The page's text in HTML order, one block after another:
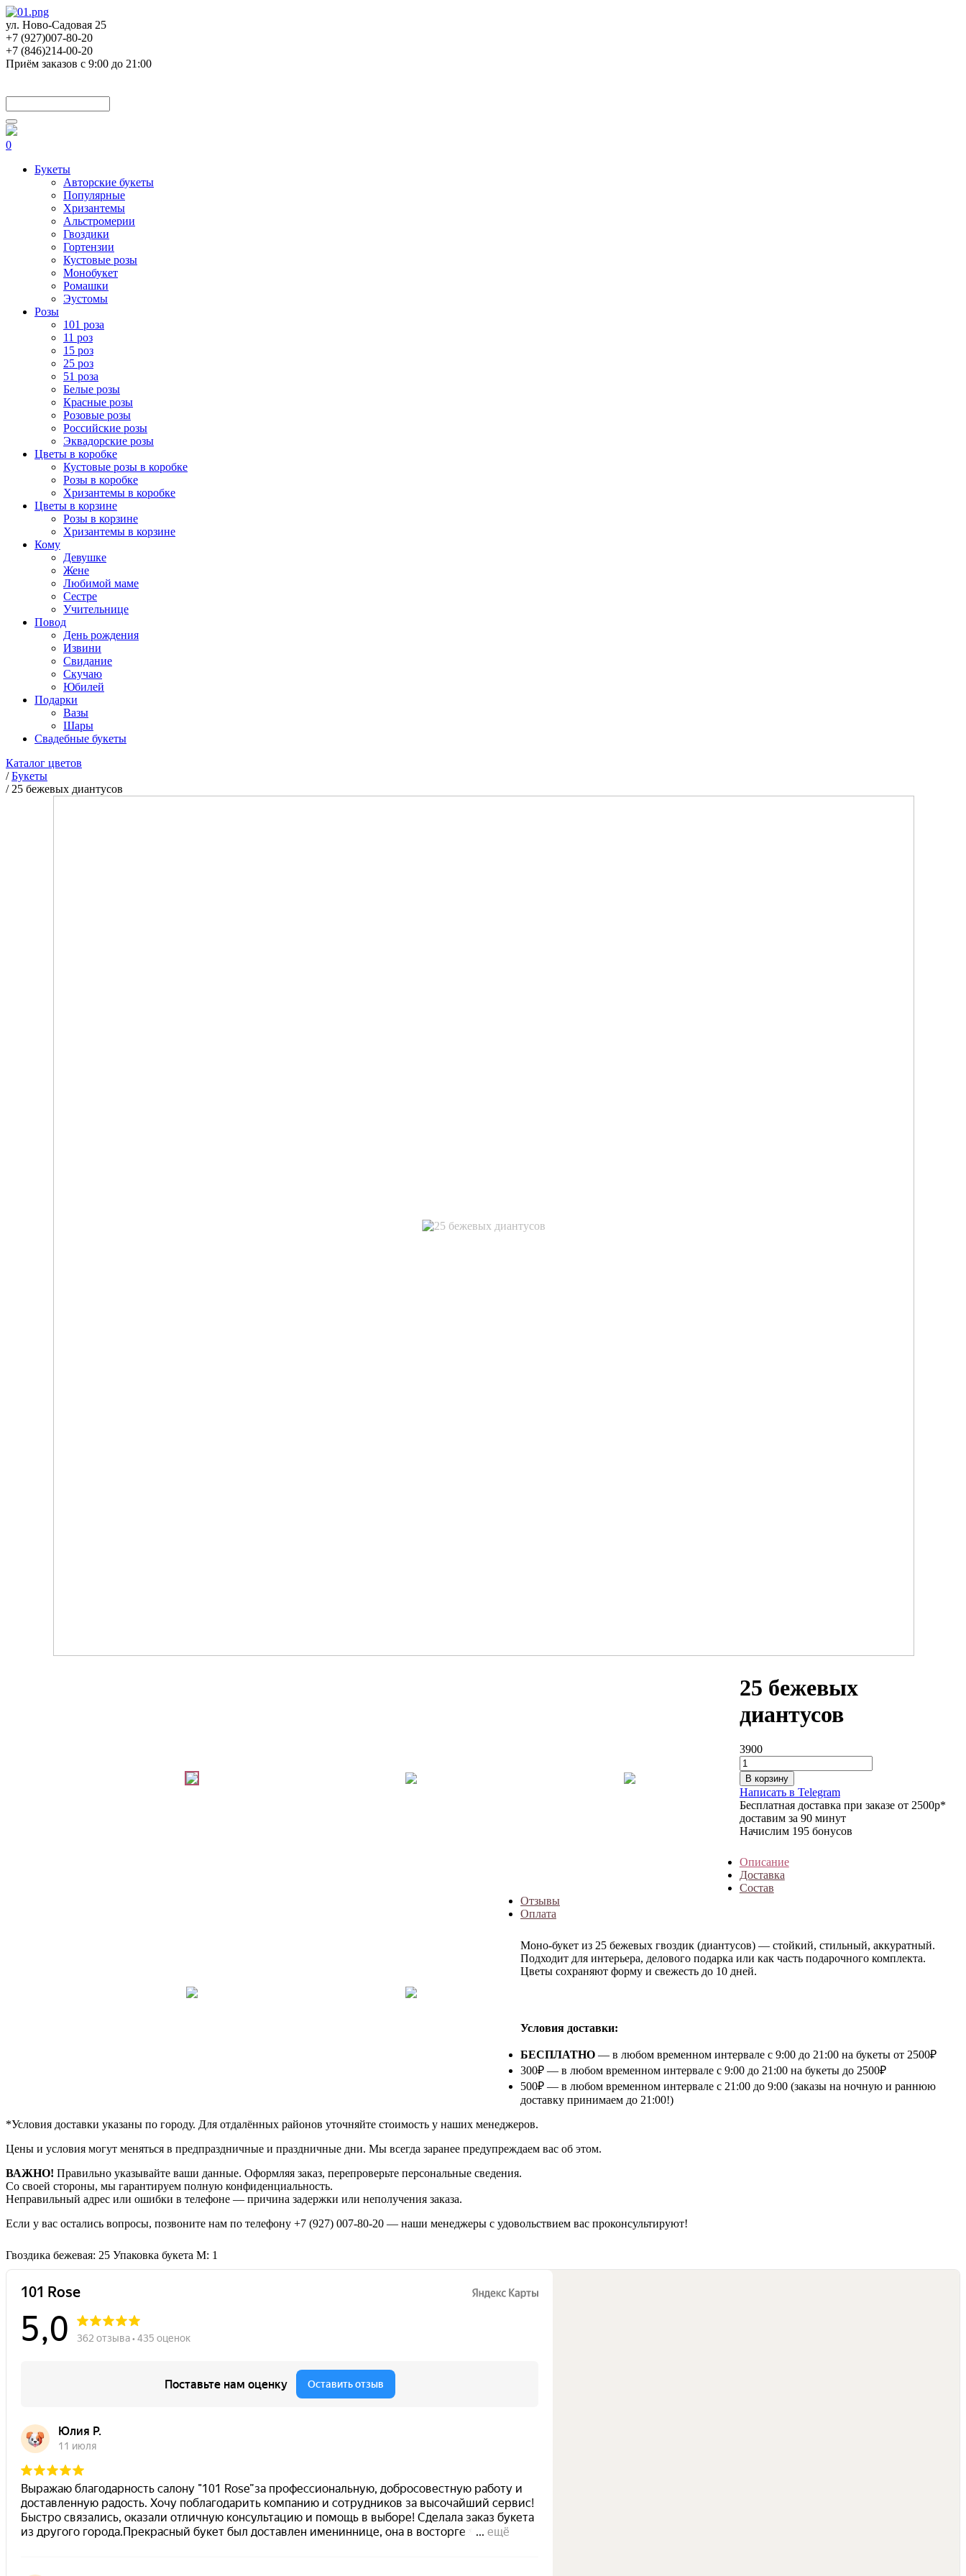
ул. Ново-Садовая 25
+7 (927)007-80-20
+7 (846)214-00-20
Приём заказов с 9:00 до 21:00
0
Букеты
Авторские букеты
Популярные
Хризантемы
Альстромерии
Гвоздики
Гортензии
Кустовые розы
Монобукет
Ромашки
Эустомы
Розы
101 роза
11 роз
15 роз
25 роз
51 роза
Белые розы
Красные розы
Розовые розы
Российские розы
Эквадорские розы
Цветы в коробке
Кустовые розы в коробке
Розы в коробке
Хризантемы в коробке
Цветы в корзине
Розы в корзине
Хризантемы в корзине
Кому
Девушке
Жене
Любимой маме
Сестре
Учительнице
Повод
День рождения
Извини
Свидание
Скучаю
Юбилей
Подарки
Вазы
Шары
Свадебные букеты
Каталог цветов
/Букеты
/ 25 бежевых диантусов
25 бежевых
диантусов
3900
В корзину
Написать в Telegram
Бесплатная доставка при заказе от 2500р*
доставим за 90 минут
Начислим 195 бонусов
Описание
Доставка
Состав
Отзывы
Оплата
Моно-букет из 25 бежевых гвоздик (диантусов) — стойкий, стильный, аккуратный.
Подходит для интерьера, делового подарка или как часть подарочного комплекта.
Цветы сохраняют форму и свежесть до 10 дней.
Условия доставки:
БЕСПЛАТНО — в любом временном интервале с 9:00 до 21:00 на букеты от 2500₽
300₽ — в любом временном интервале с 9:00 до 21:00 на букеты до 2500₽
500₽ — в любом временном интервале с 21:00 до 9:00 (заказы на ночную и раннюю
доставку принимаем до 21:00!)
*Условия доставки указаны по городу. Для отдалённых районов уточняйте стоимость у наших менеджеров.
Цены и условия могут меняться в предпраздничные и праздничные дни. Мы всегда заранее предупреждаем вас об этом.
ВАЖНО! Правильно указывайте ваши данные. Оформляя заказ, перепроверьте персональные сведения.
Со своей стороны, мы гарантируем полную конфиденциальность.
Неправильный адрес или ошибки в телефоне — причина задержки или неполучения заказа.
Если у вас остались вопросы, позвоните нам по телефону +7 (927) 007-80-20 — наши менеджеры с удовольствием вас проконсультируют!
Гвоздика бежевая: 25 Упаковка букета M: 1